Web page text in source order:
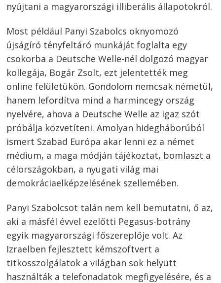
nyújtani a magyarországi illiberális állapotokról.
Most például Panyi Szabolcs oknyomozó
újságíró tényfeltáró munkáját foglalta egy
csokorba a Deutsche Welle-nél dolgozó magyar
kollegája, Bogár Zsolt, ezt jelentették meg
online felületükön. Gondolom nemcsak németül,
hanem lefordítva mind a harmincegy ország
nyelvére, ahova a Deutsche Welle az igaz szót
próbálja közvetíteni. Amolyan hidegháborúból
ismert Szabad Európa akar lenni ez a német
médium, a maga módján tájékoztat, bomlaszt a
célországokban, a nyugati világ mai
demokráciaelképzelésének szellemében.
Panyi Szabolcsot talán nem kell bemutatni, ő az,
aki a másfél évvel ezelőtti Pegasus-botrány
egyik magyarországi főszereplője volt. Az
Izraelben fejlesztett kémszoftvert a
titkosszolgálatok a világban sok helyütt
használták a telefonadatok megfigyelésére, és a